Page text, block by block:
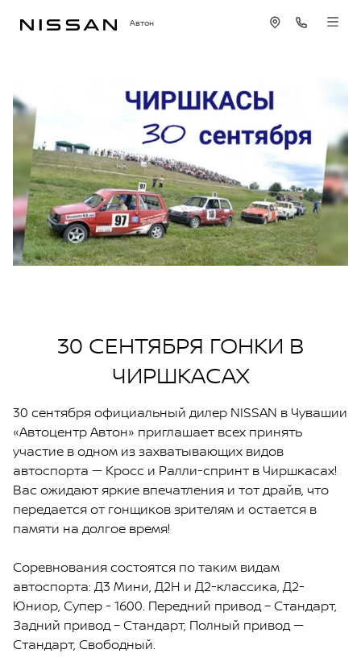
Автон
30 СЕНТЯБРЯ ГОНКИ В
ЧИРШКАСАХ
30 сентября официальный дилер NISSAN в Чувашии
«Автоцентр Автон» приглашает всех принять
участие в одном из захватывающих видов
автоспорта — Кросс и Ралли-спринт в Чиршкасах!
Вас ожидают яркие впечатления и тот драйв, что
передается от гонщиков зрителям и остается в
памяти на долгое время!
Соревнования состоятся по таким видам
автоспорта: Д3 Мини, Д2Н и Д2-классика, Д2-
Юниор, Супер - 1600. Передний привод – Стандарт,
Задний привод – Стандарт, Полный привод —
Стандарт, Свободный.